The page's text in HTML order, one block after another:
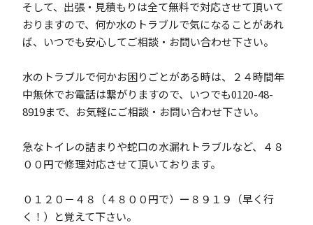
そして、出張・見積もりは全て無料で対応させて頂いて
おりますので、何か水のトラブルで気になることがあれ
ば、いつでも安心してご相談・お問い合わせ下さい。
水のトラブルで何かお困りごとがある時は、２４時間年
中無休でお電話は繋がりますので、いつでも0120-48-
8919まで、お気軽にご相談・お問い合わせ下さい。
急なトイレの詰まりや蛇口の水漏れトラブルなど、４８
００円で修理対応させて頂いております。
０１２０－４８（４８００円で）ー８９１９（早く行
く！）と覚えて下さい。